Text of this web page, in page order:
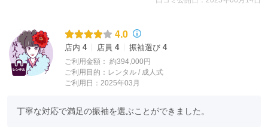
4.0
店内 4 店員 4 振袖選び 4
ご利用金額： 約394,000円
ご利用目的： レンタル / 成人式
ご利用日：2025年03月
丁寧な対応で満足の振袖を選ぶことができました。